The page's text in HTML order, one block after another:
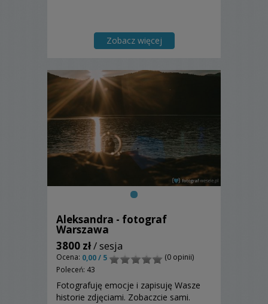
Zobacz więcej
Aleksandra - fotograf
Warszawa
3800 zł/ sesja
Ocena: 0,00 / 5
(0 opinii)
Poleceń: 43
Fotografuję emocje i zapisuję Wasze
historie zdjęciami. Zobaczcie sami.